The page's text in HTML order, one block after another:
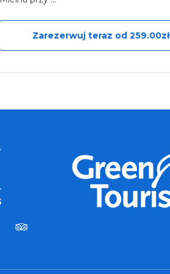
Zarezerwuj teraz od 259.00zł